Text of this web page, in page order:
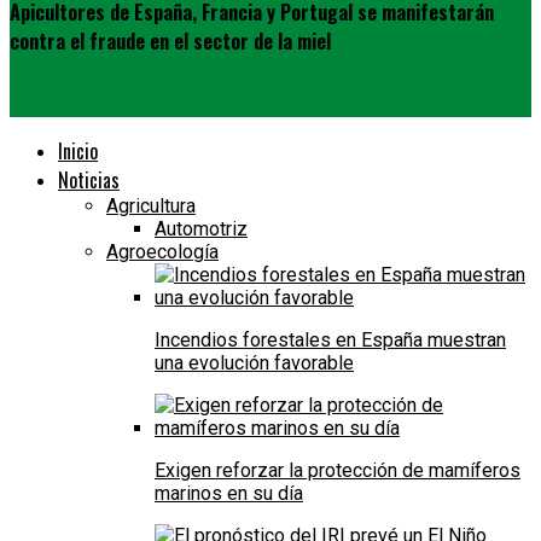
Apicultores de España, Francia y Portugal se manifestarán
contra el fraude en el sector de la miel
Inicio
Noticias
Agricultura
Automotriz
Agroecología
Incendios forestales en España muestran
una evolución favorable
Exigen reforzar la protección de mamíferos
marinos en su día